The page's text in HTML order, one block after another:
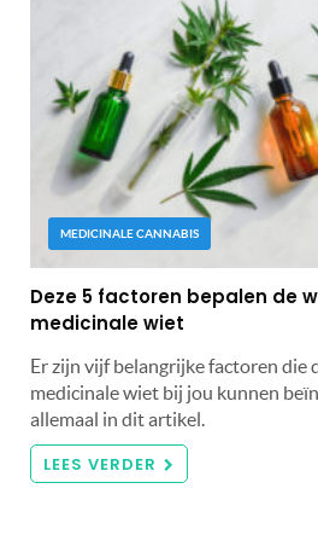
MEDICINALE CANNABIS
Deze 5 factoren bepalen de
medicinale wiet
Er zijn vijf belangrijke factoren die
medicinale wiet bij jou kunnen
allemaal in dit artikel.
LEES VERDER